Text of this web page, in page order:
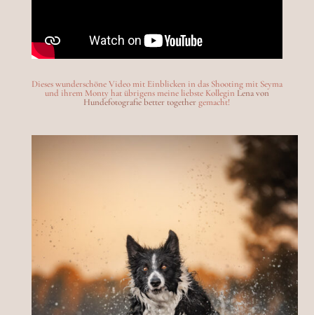
Dieses wunderschöne Video mit Einblicken in das Shooting mit Seyma
und ihrem Monty hat übrigens meine liebste Kollegin Lena von
Hundefotografie better togethergemacht!